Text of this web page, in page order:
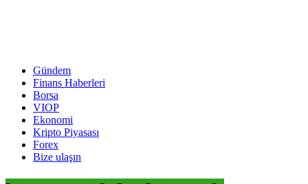
Gündem
Finans Haberleri
Borsa
VIOP
Ekonomi
Kripto Piyasası
Forex
Bize ulaşın